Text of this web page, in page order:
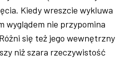
Kiedy wreszcie wykluwa
wyglądem nie przypomina
się też jego wewnętrzny
niż szara rzeczywistość